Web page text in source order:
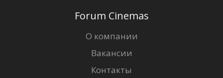
Forum Cinemas
О компании
Вакансии
Контакты